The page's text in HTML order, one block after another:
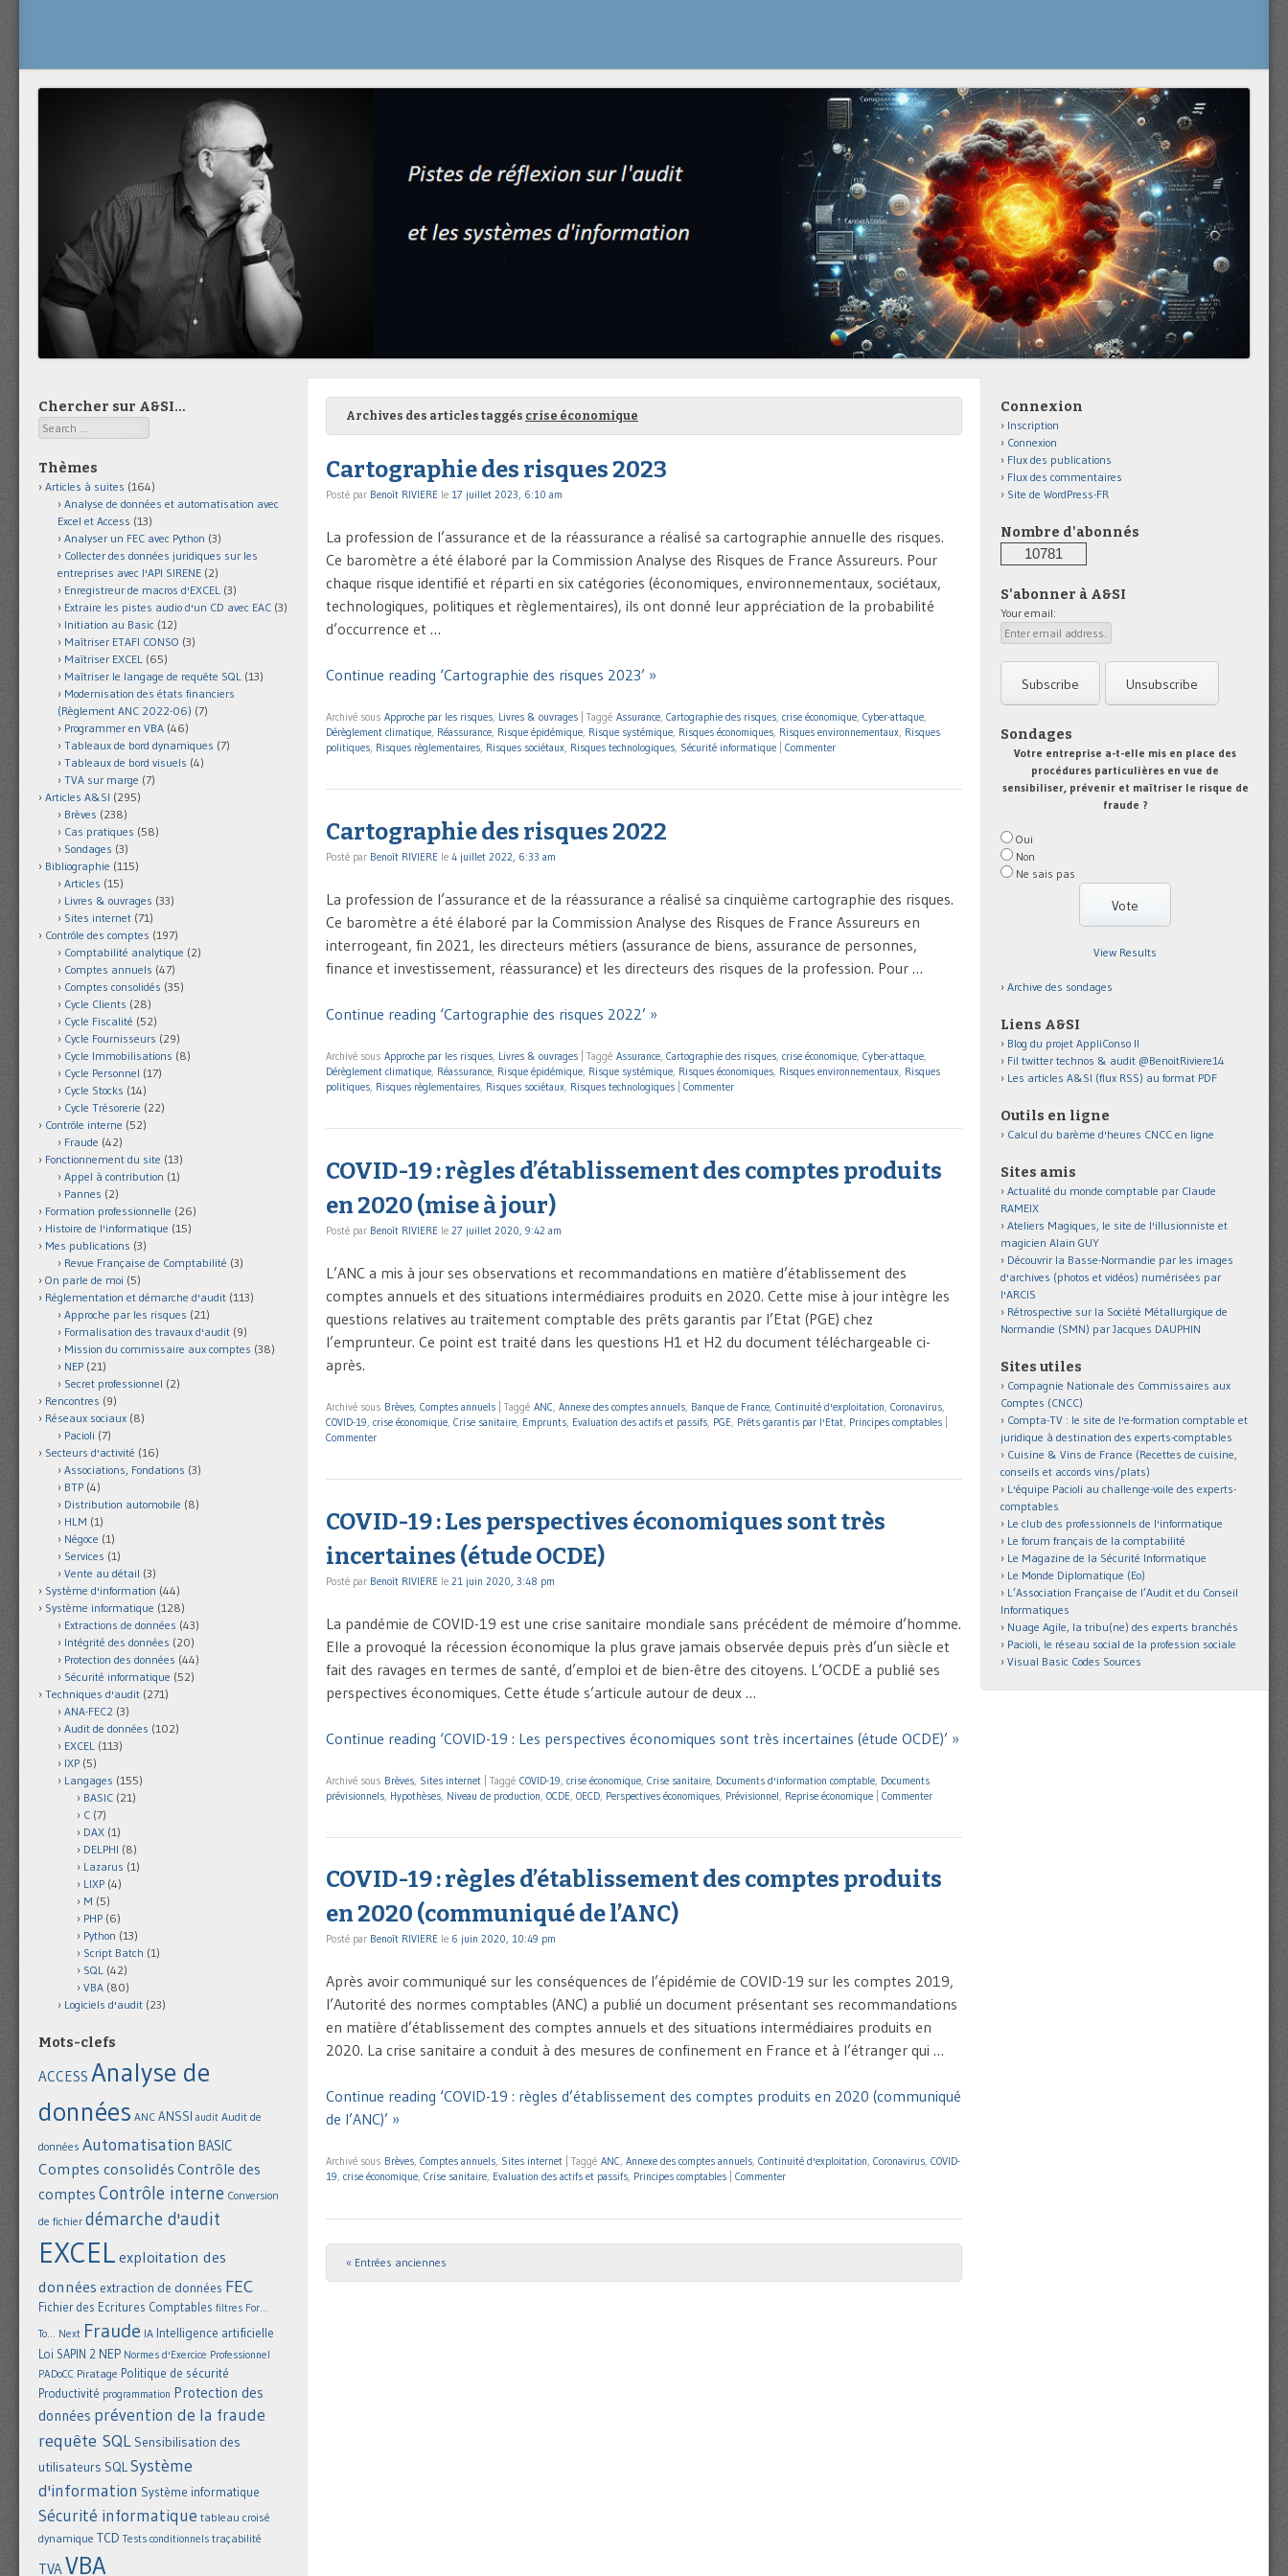
Archives des articles taggés crise économique
Cartographie des risques 2023
Posté par Benoît RIVIERE le 17 juillet 2023, 6:10 am
La profession de l’assurance et de la réassurance a réalisé sa cartographie annuelle des risques.
Ce baromètre a été élaboré par la Commission Analyse des Risques de France Assureurs. Pour
chaque risque identifié et réparti en six catégories (économiques, environnementaux, sociétaux,
technologiques, politiques et règlementaires), ils ont donné leur appréciation de la probabilité
d’occurrence et …
Continue reading ‘Cartographie des risques 2023’ »
Archivé sous Approche par les risques, Livres & ouvrages Taggé Assurance, Cartographie des risques, crise économique, Cyber-attaque,
Dérèglement climatique, Réassurance, Risque épidémique, Risque systémique, Risques économiques, Risques environnementaux, Risques
politiques, Risques règlementaires, Risques sociétaux, Risques technologiques, Sécurité informatique Commenter
Cartographie des risques 2022
Posté par Benoît RIVIERE le 4 juillet 2022, 6:33 am
La profession de l’assurance et de la réassurance a réalisé sa cinquième cartographie des risques.
Ce baromètre a été élaboré par la Commission Analyse des Risques de France Assureurs en
interrogeant, fin 2021, les directeurs métiers (assurance de biens, assurance de personnes,
finance et investissement, réassurance) et les directeurs des risques de la profession. Pour …
Continue reading ‘Cartographie des risques 2022’ »
Archivé sous Approche par les risques, Livres & ouvrages Taggé Assurance, Cartographie des risques, crise économique, Cyber-attaque,
Dérèglement climatique, Réassurance, Risque épidémique, Risque systémique, Risques économiques, Risques environnementaux, Risques
politiques, Risques règlementaires, Risques sociétaux, Risques technologiques Commenter
COVID-19 : règles d’établissement des comptes produits
en 2020 (mise à jour)
Posté par Benoît RIVIERE le 27 juillet 2020, 9:42 am
L’ANC a mis à jour ses observations et recommandations en matière d’établissement des
comptes annuels et des situations intermédiaires produits en 2020. Cette mise à jour intègre les
questions relatives au traitement comptable des prêts garantis par l’Etat (PGE) chez
l’emprunteur. Ce point est traité dans les questions H1 et H2 du document téléchargeable ci-
après.
Archivé sous Brèves, Comptes annuels Taggé ANC, Annexe des comptes annuels, Banque de France, Continuité d'exploitation, Coronavirus,
COVID-19, crise économique, Crise sanitaire, Emprunts, Evaluation des actifs et passifs, PGE, Prêts garantis par l'Etat, Principes comptables
Commenter
COVID-19 : Les perspectives économiques sont très
incertaines (étude OCDE)
Posté par Benoît RIVIERE le 21 juin 2020, 3:48 pm
La pandémie de COVID-19 est une crise sanitaire mondiale sans précédent de mémoire d’homme.
Elle a provoqué la récession économique la plus grave jamais observée depuis près d’un siècle et
fait des ravages en termes de santé, d’emploi et de bien-être des citoyens. L’OCDE a publié ses
perspectives économiques. Cette étude s’articule autour de deux …
Continue reading ‘COVID-19 : Les perspectives économiques sont très incertaines (étude OCDE)’ »
Archivé sous Brèves Sites internet Taggé COVID-19 crise économique Crise sanitaire Documents d'information comptable Documents
prévisionnels Hypothèses Niveau de production OCDE OECD Perspectives économiques Prévisionnel Reprise économique Commenter
COVID-19 : règles d’établissement des comptes produits
en 2020 (communiqué de l’ANC)
Posté par Benoît RIVIERE le 6 juin 2020, 10:49 pm
Après avoir communiqué sur les conséquences de l’épidémie de COVID-19 sur les comptes 2019,
l’Autorité des normes comptables (ANC) a publié un document présentant ses recommandations
en matière d’établissement des comptes annuels et des situations intermédiaires produits en
2020. La crise sanitaire a conduit à des mesures de confinement en France et à l’étranger qui …
Continue reading ‘COVID-19 : règles d’établissement des comptes produits en 2020 (communiqué
de l’ANC)’ »
Archivé sous Brèves, Comptes annuels, Sites internet Taggé ANC, Annexe des comptes annuels, Continuité d'exploitation, Coronavirus, COVID-
19, crise économique, Crise sanitaire, Evaluation des actifs et passifs, Principes comptables Commenter
Post navigation
« Entrées anciennes
Chercher sur A&SI…
Search
Thèmes
Articles à suites (164)
Analyse de données et automatisation avec
Excel et Access (13)
Analyser un FEC avec Python (3)
Collecter des données juridiques sur les
entreprises avec l'API SIRENE (2)
Enregistreur de macros d'EXCEL (3)
Extraire les pistes audio d'un CD avec EAC (3)
Initiation au Basic (12)
Maîtriser ETAFI CONSO (3)
Maîtriser EXCEL (65)
Maîtriser le langage de requête SQL (13)
Modernisation des états financiers
(Règlement ANC 2022-06) (7)
Programmer en VBA (46)
Tableaux de bord dynamiques (7)
Tableaux de bord visuels (4)
TVA sur marge (7)
Articles A&SI (295)
Brèves (238)
Cas pratiques (58)
Sondages (3)
Bibliographie (115)
Articles (15)
Livres & ouvrages (33)
Sites internet (71)
Contrôle des comptes (197)
Comptabilité analytique (2)
Comptes annuels (47)
Comptes consolidés (35)
Cycle Clients (28)
Cycle Fiscalité (52)
Cycle Fournisseurs (29)
Cycle Immobilisations (8)
Cycle Personnel (17)
Cycle Stocks (14)
Cycle Trésorerie (22)
Contrôle interne (52)
Fraude (42)
Fonctionnement du site (13)
Appel à contribution (1)
Pannes (2)
Formation professionnelle (26)
Histoire de l'informatique (15)
Mes publications (3)
Revue Française de Comptabilité (3)
On parle de moi (5)
Réglementation et démarche d'audit (113)
Approche par les risques (21)
Formalisation des travaux d'audit (9)
Mission du commissaire aux comptes (38)
NEP (21)
Secret professionnel (2)
Rencontres (9)
Réseaux sociaux (8)
Pacioli (7)
Secteurs d'activité (16)
Associations, Fondations (3)
BTP (4)
Distribution automobile (8)
HLM (1)
Négoce (1)
Services (1)
Vente au détail (3)
Système d'information (44)
Système informatique (128)
Extractions de données (43)
Intégrité des données (20)
Protection des données (44)
Sécurité informatique (52)
Techniques d'audit (271)
ANA-FEC2 (3)
Audit de données (102)
EXCEL (113)
IXP (5)
Langages (155)
BASIC (21)
C (7)
DAX (1)
DELPHI (8)
Lazarus (1)
LIXP (4)
M (5)
PHP (6)
Python (13)
Script Batch (1)
SQL (42)
VBA (80)
Logiciels d'audit (23)
Mots-clefs
ACCESS Analyse de
données ANC ANSSI audit Audit de
données Automatisation BASIC
Comptes consolidés Contrôle des
comptes Contrôle interne Conversion
de fichier démarche d'audit
EXCEL exploitation des
données extraction de données FEC
Fichier des Ecritures Comptables filtres For...
To... Next Fraude IA Intelligence artificielle
Loi SAPIN 2 NEP Normes d'Exercice Professionnel
PADoCC Piratage Politique de sécurité
Productivité programmation Protection des
données prévention de la fraude
requête SQL Sensibilisation des
utilisateurs SQLSystème
d'information Système informatique
Sécurité informatique tableau croisé
dynamique TCD Tests conditionnels traçabilité
TVAVBA
Connexion
Inscription
Connexion
Flux des publications
Flux des commentaires
Site de WordPress-FR
Nombre d'abonnés
10781
S'abonner à A&SI
Your email:
Sondages
Votre entreprise a-t-elle mis en place des
procédures particulières en vue de
sensibiliser, prévenir et maîtriser le risque de
fraude ?
Oui
Non
Ne sais pas
View Results
Archive des sondages
Liens A&SI
Blog du projet AppliConso II
Fil twitter technos & audit @BenoitRiviere14
Les articles A&SI (flux RSS) au format PDF
Outils en ligne
Calcul du barème d'heures CNCC en ligne
Sites amis
Actualité du monde comptable par Claude
RAMEIX
Ateliers Magiques, le site de l'illusionniste et
magicien Alain GUY
Découvrir la Basse-Normandie par les images
d'archives (photos et vidéos) numérisées par
l'ARCIS
Rétrospective sur la Société Métallurgique de
Normandie (SMN) par Jacques DAUPHIN
Sites utiles
Compagnie Nationale des Commissaires aux
Comptes (CNCC)
Compta-TV : le site de l'e-formation comptable et
juridique à destination des experts-comptables
Cuisine & Vins de France (Recettes de cuisine,
conseils et accords vins/plats)
L'équipe Pacioli au challenge-voile des experts-
comptables
Le club des professionnels de l'informatique
Le forum français de la comptabilité
Le Magazine de la Sécurité Informatique
Le Monde Diplomatique (Eo)
L’Association Française de l’Audit et du Conseil
Informatiques
Nuage Agile, la tribu(ne) des experts branchés
Pacioli, le réseau social de la profession sociale
Visual Basic Codes Sources